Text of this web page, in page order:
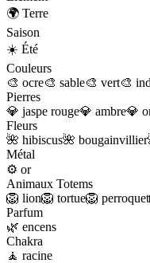
🌍 Terre
Saison
☀️ Été
Couleurs
🎨 ocre🎨 sable🎨 vert🎨
Pierres
💎 jaspe rouge💎 ambre💎
Fleurs
🌺 hibiscus🌺 bougainvillier
Métal
⚙️ or
Animaux Totems
🦁 lion🦁 tortue🦁 perroquet
Parfum
🌿 encens
Chakra
🧘 racine